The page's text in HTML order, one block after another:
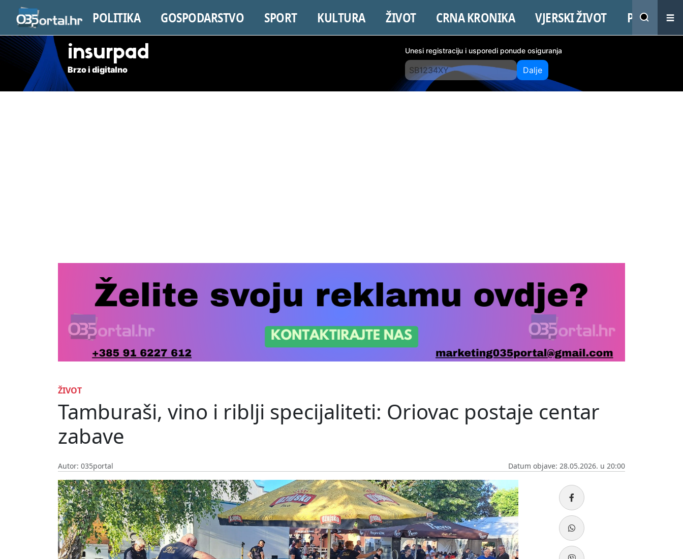
POLITIKA GOSPODARSTVO SPORT KULTURA ŽIVOT CRNA KRONIKA VJERSKI ŽIVOT PROMO
insurpad
Brzo i digitalno
Unesi registraciju i usporedi ponude osiguranja
Dalje
ŽIVOT
Tamburaši, vino i riblji specijaliteti: Oriovac postaje centar
zabave
Autor: 035portal Datum objave: 28.05.2026. u 20:00